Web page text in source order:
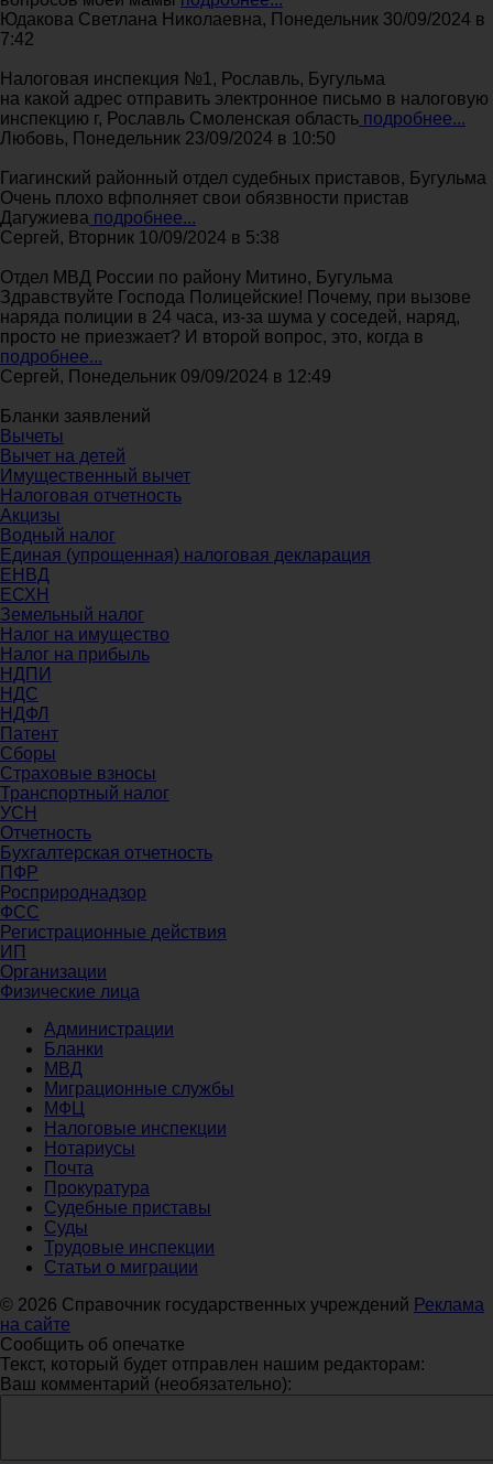
Юдакова Светлана Николаевна, Понедельник 30/09/2024 в
7:42
Налоговая инспекция №1, Рославль, Бугульма
на какой адрес отправить электронное письмо в налоговую
инспекцию г, Рославль Смоленская область подробнее...
Любовь, Понедельник 23/09/2024 в 10:50
Гиагинский районный отдел судебных приставов, Бугульма
Очень плохо вфполняет свои обязвности пристав
Дагужиева подробнее...
Сергей, Вторник 10/09/2024 в 5:38
Отдел МВД России по району Митино, Бугульма
Здравствуйте Господа Полицейские! Почему, при вызове
наряда полиции в 24 часа, из-за шума у соседей, наряд,
просто не приезжает? И второй вопрос, это, когда в
подробнее...
Сергей, Понедельник 09/09/2024 в 12:49
Бланки заявлений
Вычеты
Вычет на детей
Имущественный вычет
Налоговая отчетность
Акцизы
Водный налог
Единая (упрощенная) налоговая декларация
ЕНВД
ЕСХН
Земельный налог
Налог на имущество
Налог на прибыль
НДПИ
НДС
НДФЛ
Патент
Сборы
Страховые взносы
Транспортный налог
УСН
Отчетность
Бухгалтерская отчетность
ПФР
Росприроднадзор
ФСС
Регистрационные действия
ИП
Организации
Физические лица
Администрации
Бланки
МВД
Миграционные службы
МФЦ
Налоговые инспекции
Нотариусы
Почта
Прокуратура
Судебные приставы
Суды
Трудовые инспекции
Статьи о миграции
© 2026 Справочник государственных учреждений Реклама
на сайте
Сообщить об опечатке
Текст, который будет отправлен нашим редакторам:
Ваш комментарий (необязательно):